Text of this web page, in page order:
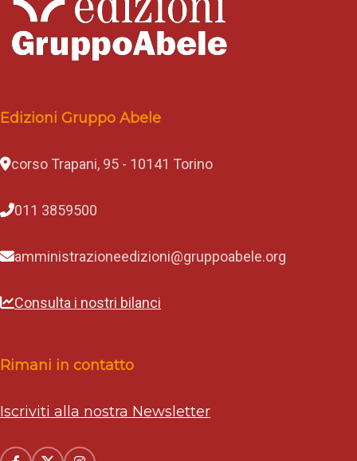
Edizioni Gruppo Abele
corso Trapani, 95 - 10141 Torino
011 3859500
amministrazioneedizioni@gruppoabele.org
Consulta i nostri bilanci
Rimani in contatto
Iscriviti alla nostra Newsletter